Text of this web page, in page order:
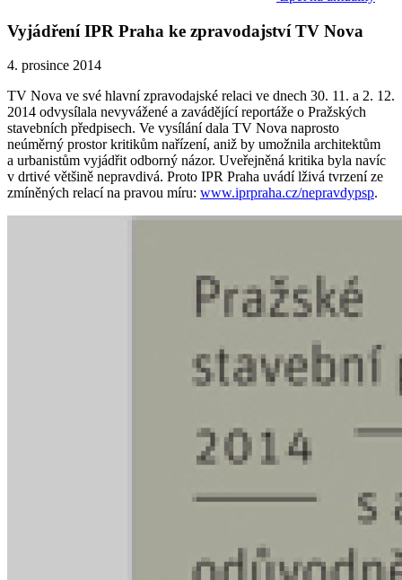
Vyjádření IPR Praha ke zpravodajství TV Nova
4. prosince 2014
TV Nova ve své hlavní zpravodajské relaci ve dnech 30. 11. a 2. 12.
2014 odvysílala nevyvážené a zavádějící reportáže o Pražských
stavebních předpisech. Ve vysílání dala TV Nova naprosto
neúměrný prostor kritikům nařízení, aniž by umožnila architektům
a urbanistům vyjádřit odborný názor. Uveřejněná kritika byla navíc
v drtivé většině nepravdivá. Proto IPR Praha uvádí lživá tvrzení ze
zmíněných relací na pravou míru: www.iprpraha.cz/nepravdypsp.